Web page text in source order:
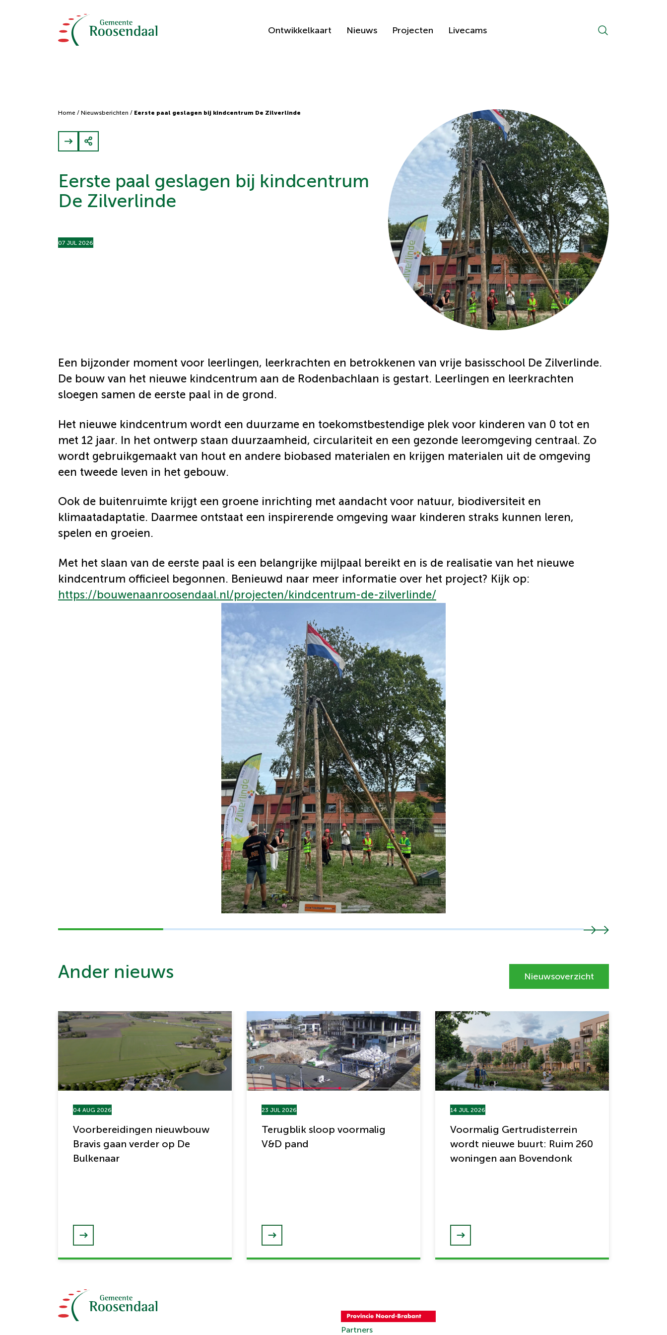
Ontwikkelkaart Nieuws Projecten Livecams
Home / Nieuwsberichten / Eerste paal geslagen bij kindcentrum De Zilverlinde
Eerste paal geslagen bij kindcentrum
De Zilverlinde
07 JUL 2026
Een bijzonder moment voor leerlingen, leerkrachten en betrokkenen van vrije basisschool De Zilverlinde.
De bouw van het nieuwe kindcentrum aan de Rodenbachlaan is gestart. Leerlingen en leerkrachten
sloegen samen de eerste paal in de grond.
Het nieuwe kindcentrum wordt een duurzame en toekomstbestendige plek voor kinderen van 0 tot en
met 12 jaar. In het ontwerp staan duurzaamheid, circulariteit en een gezonde leeromgeving centraal. Zo
wordt gebruikgemaakt van hout en andere biobased materialen en krijgen materialen uit de omgeving
een tweede leven in het gebouw.
Ook de buitenruimte krijgt een groene inrichting met aandacht voor natuur, biodiversiteit en
klimaatadaptatie. Daarmee ontstaat een inspirerende omgeving waar kinderen straks kunnen leren,
spelen en groeien.
Met het slaan van de eerste paal is een belangrijke mijlpaal bereikt en is de realisatie van het nieuwe
kindcentrum officieel begonnen. Benieuwd naar meer informatie over het project? Kijk op:
https://bouwenaanroosendaal.nl/projecten/kindcentrum-de-zilverlinde/
Ander nieuws Nieuwsoverzicht
04 AUG 2026
Voorbereidingen nieuwbouw
Bravis gaan verder op De
Bulkenaar
23 JUL 2026
Terugblik sloop voormalig
V&D pand
14 JUL 2026
Voormalig Gertrudisterrein
wordt nieuwe buurt: Ruim 260
woningen aan Bovendonk
Partners